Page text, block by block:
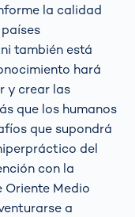
la calidad
también está
hará
y crear las
que los humanos
que supondrá
del
con la
Oriente Medio
a